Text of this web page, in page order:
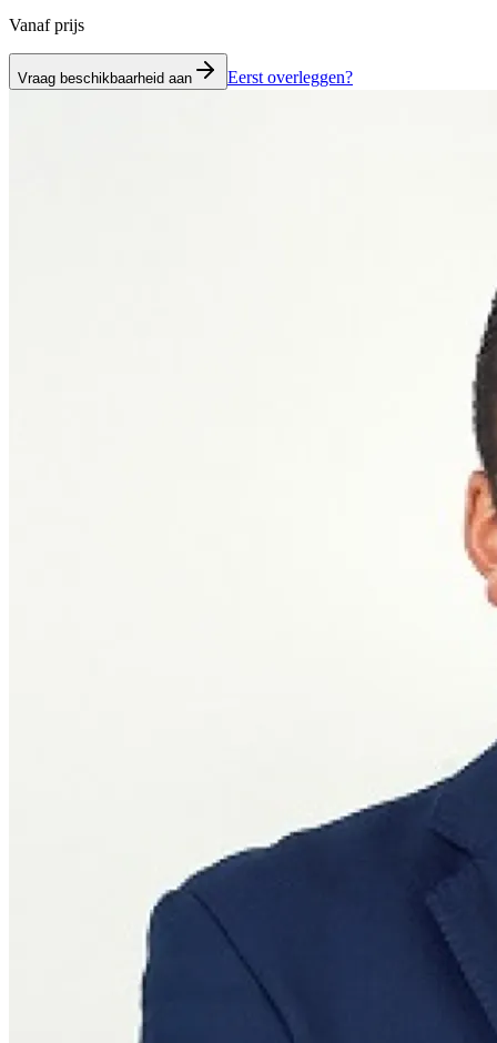
Vanaf prijs
Vraag beschikbaarheid aan Eerst overleggen?